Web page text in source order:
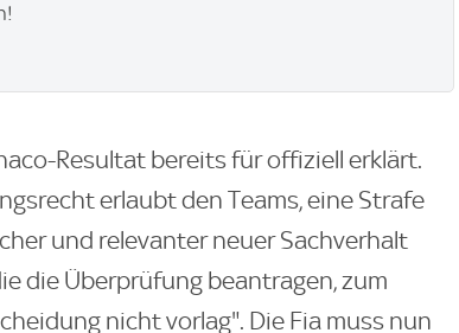
Resultat bereits für offiziell erklärt.
erlaubt den Teams, eine Strafe
und relevanter neuer Sachverhalt
die Überprüfung beantragen, zum
nicht vorlag". Die Fia muss nun